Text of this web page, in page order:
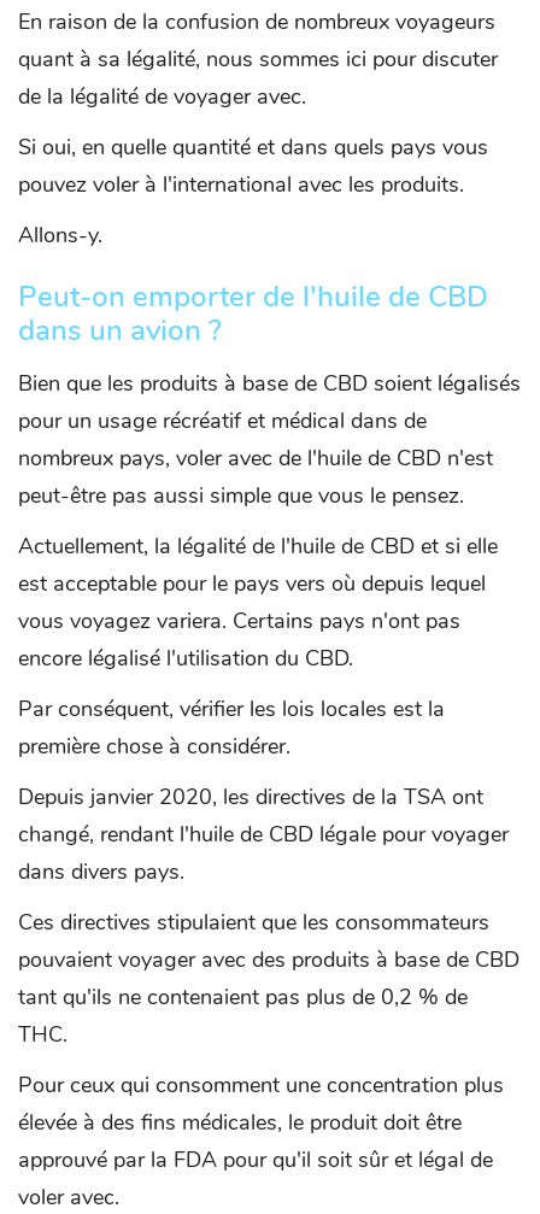
En raison de la confusion de nombreux voyageurs
quant à sa légalité, nous sommes ici pour discuter
de la légalité de voyager avec.
Si oui, en quelle quantité et dans quels pays vous
pouvez voler à l'international avec les produits.
Allons-y.
Peut-on emporter de l'huile de CBD
dans un avion ?
Bien que les produits à base de CBD soient légalisés
pour un usage récréatif et médical dans de
nombreux pays, voler avec de l'huile de CBD n'est
peut-être pas aussi simple que vous le pensez.
Actuellement, la légalité de l'huile de CBD et si elle
est acceptable pour le pays vers où depuis lequel
vous voyagez variera. Certains pays n'ont pas
encore légalisé l'utilisation du CBD.
Par conséquent, vérifier les lois locales est la
première chose à considérer.
Depuis janvier 2020, les directives de la TSA ont
changé, rendant l'huile de CBD légale pour voyager
dans divers pays.
Ces directives stipulaient que les consommateurs
pouvaient voyager avec des produits à base de CBD
tant qu'ils ne contenaient pas plus de 0,2 % de
THC.
Pour ceux qui consomment une concentration plus
élevée à des fins médicales, le produit doit être
approuvé par la FDA pour qu'il soit sûr et légal de
voler avec.